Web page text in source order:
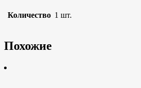
Количество 1 шт.
Похожие